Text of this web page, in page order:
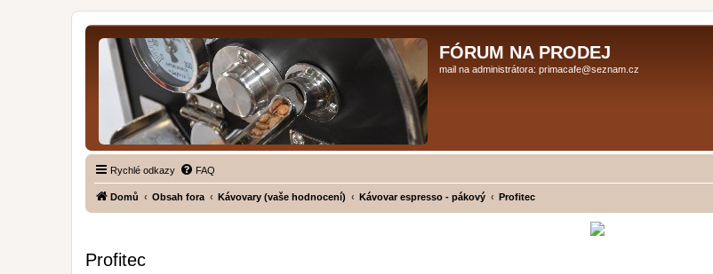
FÓRUM NA PRODEJ
mail na administrátora: primacafe@seznam.cz
Rychlé odkazy FAQ
Domů Obsah fora Kávovary (vaše hodnocení) Kávovar espresso - pákový Profitec
Profitec